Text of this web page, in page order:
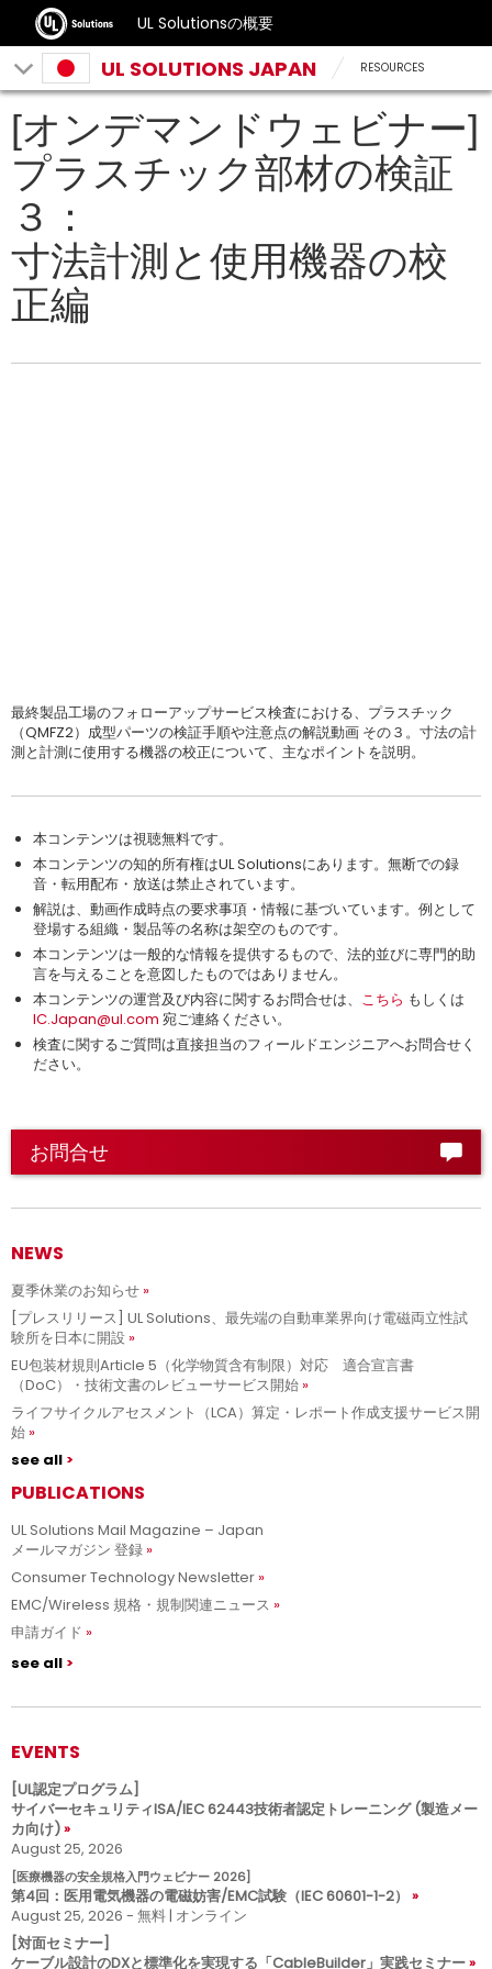
UL Solutionsの概要
UL SOLUTIONS JAPAN RESOURCES
[オンデマンドウェビナー]
プラスチック部材の検証
３：
寸法計測と使用機器の校
正編
最終製品工場のフォローアップサービス検査における、プラスチック
（QMFZ2）成型パーツの検証手順や注意点の解説動画 その３。寸法の計
測と計測に使用する機器の校正について、主なポイントを説明。
本コンテンツは視聴無料です。
本コンテンツの知的所有権はUL Solutionsにあります。無断での録
音・転用配布・放送は禁止されています。
解説は、動画作成時点の要求事項・情報に基づいています。例として
登場する組織・製品等の名称は架空のものです。
本コンテンツは一般的な情報を提供するもので、法的並びに専門的助
言を与えることを意図したものではありません。
本コンテンツの運営及び内容に関するお問合せは、 こちら もしくは
IC.Japan@ul.com 宛ご連絡ください。
検査に関するご質問は直接担当のフィールドエンジニアへお問合せく
ださい。
お問合せ
NEWS
夏季休業のお知らせ
[プレスリリース] UL Solutions、最先端の自動車業界向け電磁両立性試
験所を日本に開設
EU包装材規則Article 5（化学物質含有制限）対応 適合宣言書
（DoC）・技術文書のレビューサービス開始
ライフサイクルアセスメント（LCA）算定・レポート作成支援サービス開
始
see all
PUBLICATIONS
UL Solutions Mail Magazine – Japan
メールマガジン 登録
Consumer Technology Newsletter
EMC/Wireless 規格・規制関連ニュース
申請ガイド
see all
EVENTS
[UL認定プログラム]
サイバーセキュリティISA/IEC 62443技術者認定トレーニング (製造メー
カ向け)
August 25, 2026
[医療機器の安全規格入門ウェビナー 2026]
第4回：医用電気機器の電磁妨害/EMC試験（IEC 60601-1-2）
August 25, 2026 - 無料 | オンライン
[対面セミナー]
ケーブル設計のDXと標準化を実現する「CableBuilder」実践セミナー